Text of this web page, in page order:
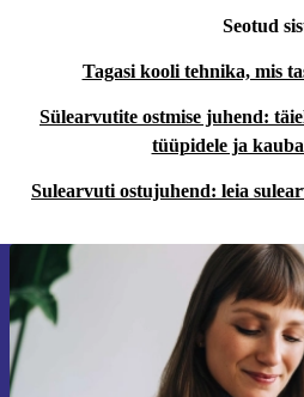
Seotud
Tagasi kooli tehnika, mis
Sülearvutite ostmise juhend:
tüüpidele ja
Sulearvuti ostujuhend: leia
Liitu meie
Ära jäta enam ühtegi